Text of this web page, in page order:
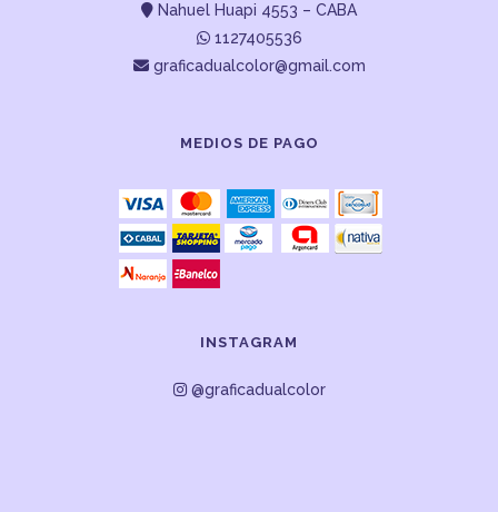
Nahuel Huapi 4553 – CABA
1127405536
graficadualcolor@gmail.com
MEDIOS DE PAGO
INSTAGRAM
@graficadualcolor